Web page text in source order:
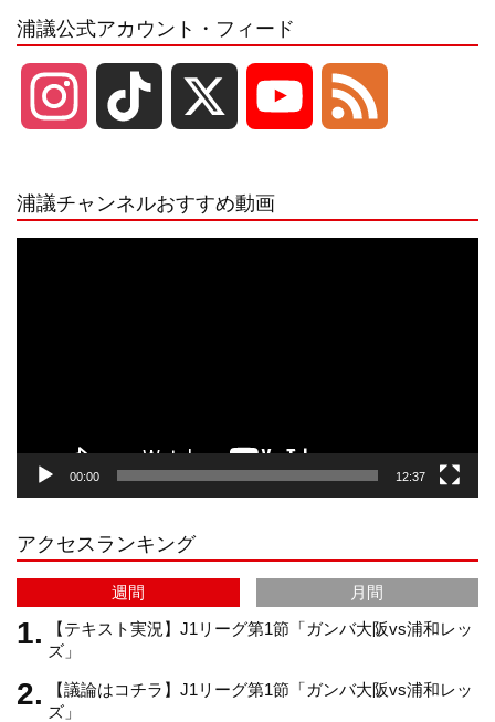
浦議公式アカウント・フィード
r
a
m
e
C
h
a
浦議チャンネルおすすめ動画
00:00 12:37
アクセスランキング
週間
月間
【テキスト実況】J1リーグ第1節「ガンバ大阪vs浦和レッ
ズ」
【議論はコチラ】J1リーグ第1節「ガンバ大阪vs浦和レッ
ズ」